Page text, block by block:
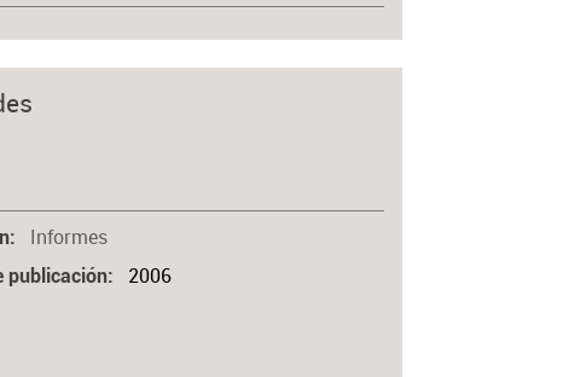
Informes
publicación 2006